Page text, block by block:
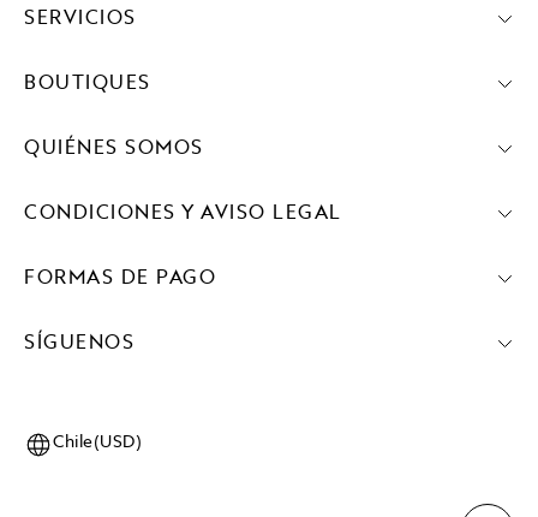
FORMAS DE PAGO
SÍGUENOS
SERVICIOS
BOUTIQUES
QUIÉNES SOMOS
CONDICIONES Y AVISO LEGAL
Chile(USD)